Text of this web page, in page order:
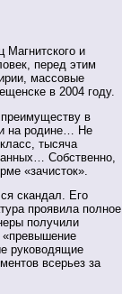
Магнитского и
перед этим
массовые
в 2004 году.
в
и на родине… Не
тысяча
Собственно,
«зачисток».
скандал. Его
проявила полное
получили
«превышение
руководящие
всерьез за